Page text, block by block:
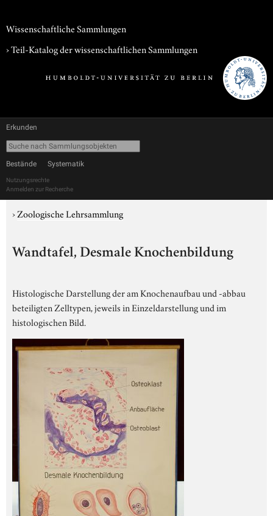
Wissenschaftliche Sammlungen
› Teil-Katalog der wissenschaftlichen Sammlungen
Erkunden
Bestände Systematik
Nutzungsrechte
Anmelden zur Recherche
›Zoologische Lehrsammlung
Wandtafel, Desmale Knochenbildung
Histologische Darstellung der am Knochenaufbau und -abbau
beteiligten Zelltypen, jeweils in Einzeldarstellung und im
histologischen Bild.